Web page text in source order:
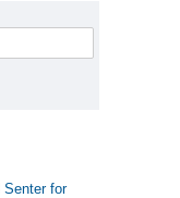
Senter for